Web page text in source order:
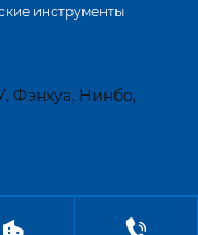
инструменты
Фэнхуа, Нинбо,